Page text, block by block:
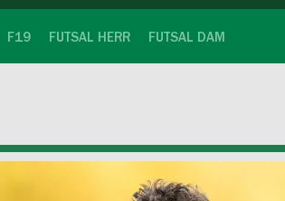
F19 FUTSAL HERR FUTSAL DAM